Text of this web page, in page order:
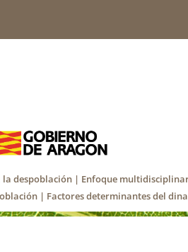
la despoblación | Enfoque
| Factores determinantes del